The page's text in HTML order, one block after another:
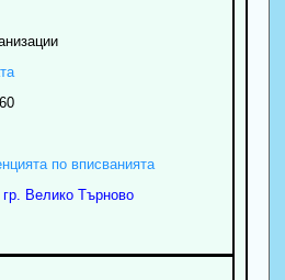
по вписванията
Велико Търново